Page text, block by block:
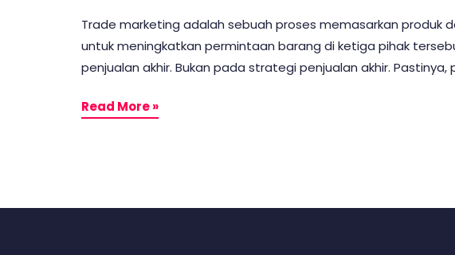
Trade marketing adalah sebuah proses memasarkan produk
untuk meningkatkan permintaan barang di ketiga pihak
penjualan akhir. Bukan pada strategi penjualan akhir.
Read More »